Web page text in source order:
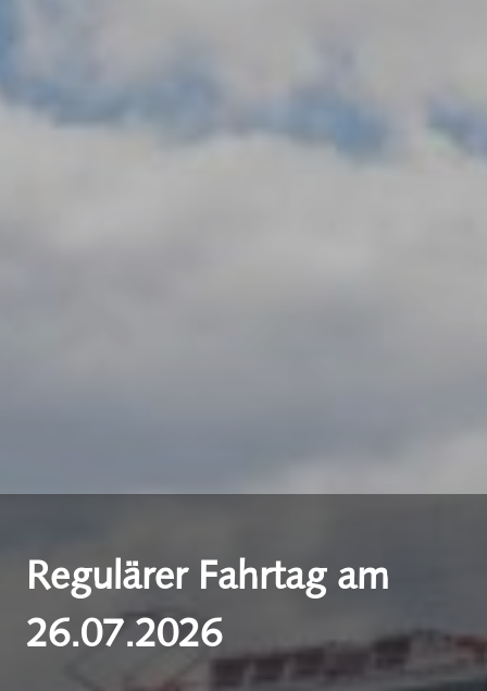
Regulärer Fahrtag am
26.07.2026